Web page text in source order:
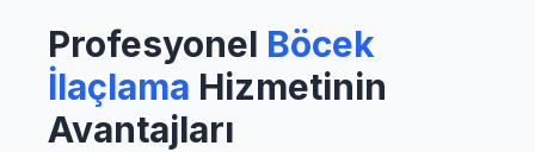
Profesyonel Böcek
İlaçlama Hizmetinin
Avantajları